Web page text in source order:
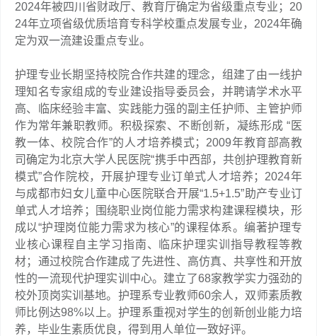
2024年被四川省财政厅、教育厅确定为省级重点专业；20
24年立项省级优质培育专科学校重点发展专业，2024年确
定为双一流建设重点专业。
护理专业长期坚持校院合作共建的理念，组建了由一线护
理知名专家组成的专业建设指导委员会，并聘请学术水平
高、临床经验丰富、实践能力强的副主任护师、主管护师
作为常年兼职教师。积极探索、不断创新，凝练形成 “医
教一体、校院合作”的人才培养模式；2009年教育部高教
司确定为北京大学人民医院“携手中西部，共创护理教育新
模式”合作院校，开展护理专业订单式人才培养；2024年
与成都市妇女儿童中心医院联合开展“1.5+1.5”助产专业订
单式人才培养；围绕职业岗位能力需求构建课程模块，形
成以“护理岗位能力需求为核心”的课程体系。编著护理专
业核心课程自主学习指南、临床护理实训指导教程等教
材；通过校院合作建成了先进性、高仿真、共享性和开放
性的一流现代护理实训中心。建立了68家教学实力强劲的
校外顶岗实训基地。护理系专业教师60余人，双师素质教
师比例达98%以上。护理系重视对学生的创新创业能力培
养，毕业生素质优良，得到用人单位一致好评。